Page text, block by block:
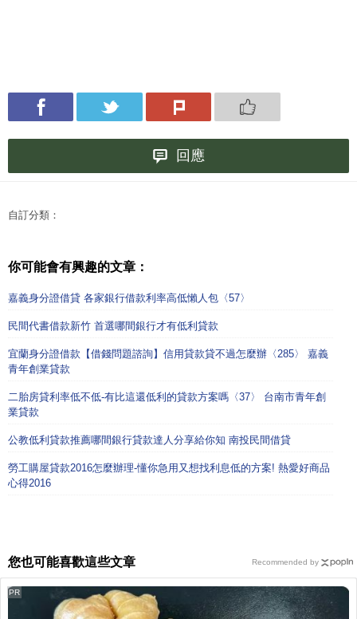
回應
自訂分類：
你可能會有興趣的文章：
嘉義身分證借貸 各家銀行借款利率高低懶人包〈57〉
民間代書借款新竹 首選哪間銀行才有低利貸款
宜蘭身分證借款【借錢問題諮詢】信用貸款貸不過怎麼辦〈285〉 嘉義
青年創業貸款
二胎房貸利率低不低-有比這還低利的貸款方案嗎〈37〉 台南市青年創
業貸款
公教低利貸款推薦哪間銀行貸款達人分享給你知 南投民間借貸
勞工購屋貸款2016怎麼辦理-懂你急用又想找利息低的方案! 熱愛好商品
心得2016
您也可能喜歡這些文章
PR
Recommended by